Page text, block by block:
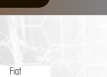
Fiat